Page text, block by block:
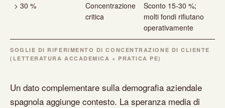
SOGLIE DI RIFERIMENTO DI CONCENTRAZIONE DI CLIENTE
(LETTERATURA ACCADEMICA + PRATICA PE)
> 30 %
Concentrazione
critica
Sconto 15-30 %;
molti fondi rifiutano
operativamente
Un dato complementare sulla demografia aziendale
spagnola aggiunge contesto. La speranza media di